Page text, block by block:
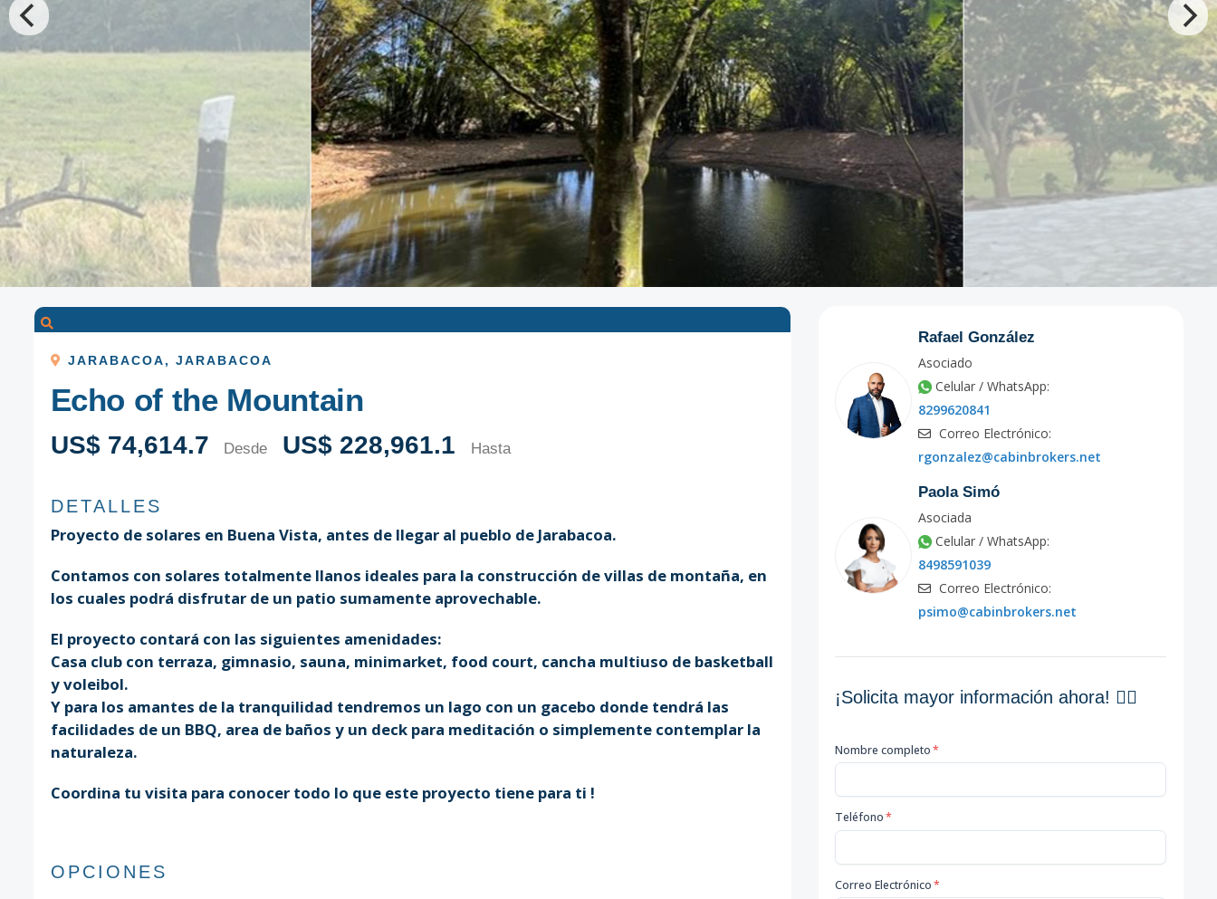
JARABACOA, JARABACOA
Echo of the Mountain
US$ 74,614.7 Desde US$ 228,961.1 Hasta
DETALLES
Proyecto de solares en Buena Vista, antes de llegar al pueblo de Jarabacoa.
Contamos con solares totalmente llanos ideales para la construcción de villas de montaña, en
los cuales podrá disfrutar de un patio sumamente aprovechable.
El proyecto contará con las siguientes amenidades:
Casa club con terraza, gimnasio, sauna, minimarket, food court, cancha multiuso de basketball
y voleibol.
Y para los amantes de la tranquilidad tendremos un lago con un gacebo donde tendrá las
facilidades de un BBQ, area de baños y un deck para meditación o simplemente contemplar la
naturaleza.
Coordina tu visita para conocer todo lo que este proyecto tiene para ti !
OPCIONES
Rafael González
Asociado
Celular / WhatsApp:
8299620841
Correo Electrónico:
rgonzalez@cabinbrokers.net
Paola Simó
Asociada
Celular / WhatsApp:
8498591039
Correo Electrónico:
psimo@cabinbrokers.net
¡Solicita mayor información ahora! 👇🏽
Nombre completo*
Teléfono*
Correo Electrónico*